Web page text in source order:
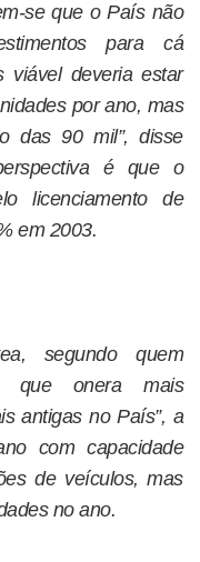
se que o País não
para cá
viável deveria estar
por ano, mas
das 90 mil”, disse
é que o
licenciamento de
em 2003.
segundo quem
que onera mais
antigas no País”, a
com capacidade
de veículos, mas
no ano.